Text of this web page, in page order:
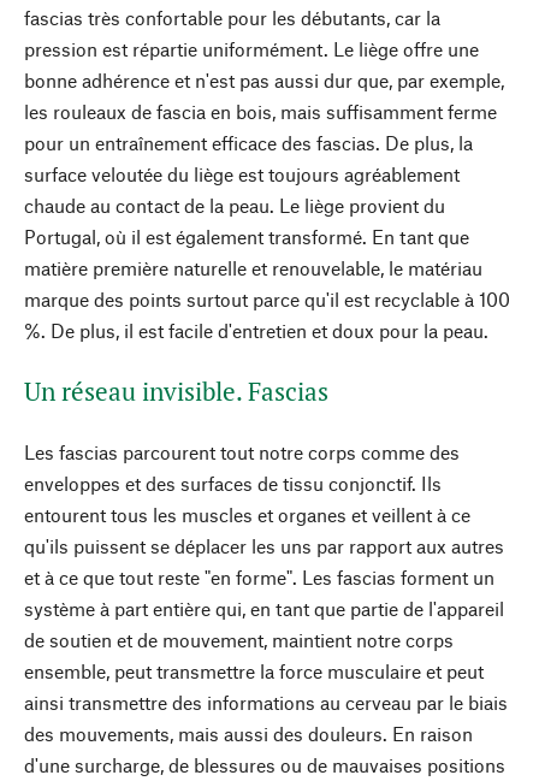
fascias très confortable pour les débutants, car la
pression est répartie uniformément. Le liège offre une
bonne adhérence et n'est pas aussi dur que, par exemple,
les rouleaux de fascia en bois, mais suffisamment ferme
pour un entraînement efficace des fascias. De plus, la
surface veloutée du liège est toujours agréablement
chaude au contact de la peau. Le liège provient du
Portugal, où il est également transformé. En tant que
matière première naturelle et renouvelable, le matériau
marque des points surtout parce qu'il est recyclable à 100
%. De plus, il est facile d'entretien et doux pour la peau.
Un réseau invisible. Fascias
Les fascias parcourent tout notre corps comme des
enveloppes et des surfaces de tissu conjonctif. Ils
entourent tous les muscles et organes et veillent à ce
qu'ils puissent se déplacer les uns par rapport aux autres
et à ce que tout reste "en forme". Les fascias forment un
système à part entière qui, en tant que partie de l'appareil
de soutien et de mouvement, maintient notre corps
ensemble, peut transmettre la force musculaire et peut
ainsi transmettre des informations au cerveau par le biais
des mouvements, mais aussi des douleurs. En raison
d'une surcharge, de blessures ou de mauvaises positions